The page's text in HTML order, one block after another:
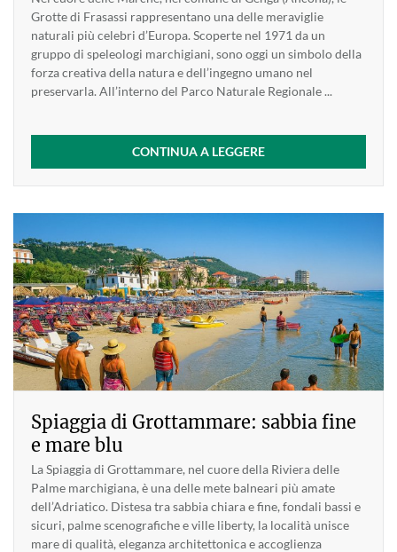
Grotte di Frasassi rappresentano una delle meraviglie
naturali più celebri d’Europa. Scoperte nel 1971 da un
gruppo di speleologi marchigiani, sono oggi un simbolo della
forza creativa della natura e dell’ingegno umano nel
preservarla. All’interno del Parco Naturale Regionale ...
CONTINUA A LEGGERE
Spiaggia di Grottammare: sabbia fine
e mare blu
La Spiaggia di Grottammare, nel cuore della Riviera delle
Palme marchigiana, è una delle mete balneari più amate
dell’Adriatico. Distesa tra sabbia chiara e fine, fondali bassi e
sicuri, palme scenografiche e ville liberty, la località unisce
mare di qualità, eleganza architettonica e accoglienza